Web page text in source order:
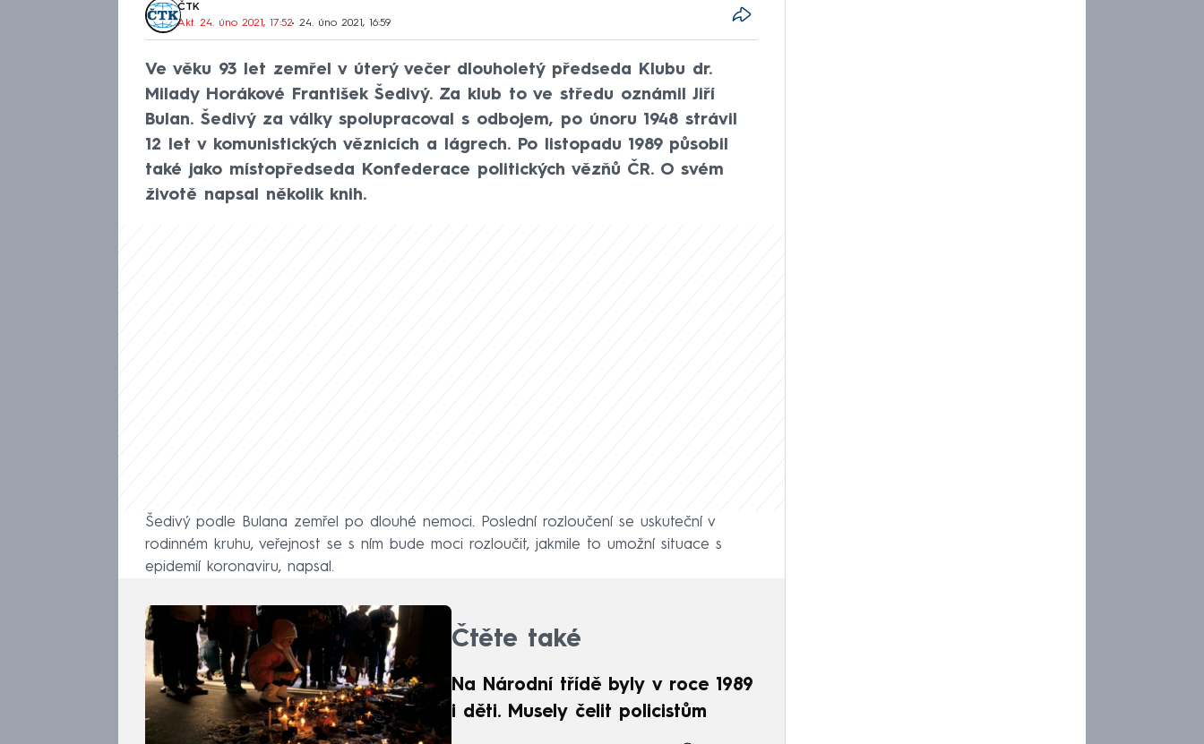
ČTK
Akt. 24. úno 2021, 17:52• 24. úno 2021, 16:59
Ve věku 93 let zemřel v úterý večer dlouholetý předseda Klubu dr.
Milady Horákové František Šedivý. Za klub to ve středu oznámil Jiří
Bulan. Šedivý za války spolupracoval s odbojem, po únoru 1948 strávil
12 let v komunistických věznicích a lágrech. Po listopadu 1989 působil
také jako místopředseda Konfederace politických vězňů ČR. O svém
životě napsal několik knih.
Šedivý podle Bulana zemřel po dlouhé nemoci. Poslední rozloučení se uskuteční v
rodinném kruhu, veřejnost se s ním bude moci rozloučit, jakmile to umožní situace s
epidemií koronaviru, napsal.
Čtěte také
Na Národní třídě byly v roce 1989
i děti. Musely čelit policistům